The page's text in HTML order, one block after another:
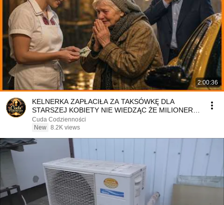
2:00:36
KELNERKA ZAPŁACIŁA ZA TAKSÓWKĘ DLA
STARSZEJ KOBIETY NIE WIEDZĄC ŻE MILIONER
PATRZY
Cuda Codzienności
New 8.2K views